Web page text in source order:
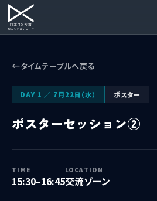
タイムテーブルへ戻る
DAY 1 ／ 7月22日（水） ポスター
ポスターセッション②
TIME
15:30–16:45
LOCATION
交流ゾーン